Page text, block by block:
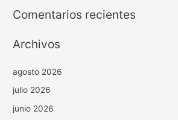
Comentarios recientes
Archivos
agosto 2026
julio 2026
junio 2026